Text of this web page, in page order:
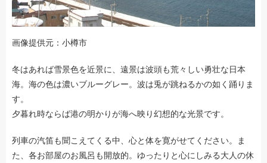
画像提供元：小樽市
冬はあれば雪景色を近景に、遠景は波頭も荒々しい勇壮な日本
海。海の色は濃いブルーグレー。波は兎が跳ねるかの如く踊りま
す。
夕暮れ時ならば港の明かりが海へ映り幻想的な光景です。
列車の汽笛も聞こえてくる中、心と体を寛がせてください。ま
た、各お部屋のお風呂も開放的。ゆったりと心にしみる大人の休